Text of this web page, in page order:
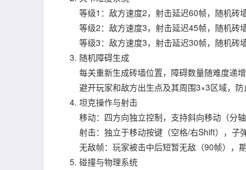
等级1：敌方速度2，射击延迟60帧，随机砖
等级2：敌方速度3，射击延迟45帧，随机砖
等级3：敌方速度3，射击延迟30帧，随机砖
随机障碍生成
每关重新生成砖墙位置，障碍数量随难度递增
避开玩家和敌方出生点及其周围3×3区域，防
坦克操作与射击
移动：四方向独立控制，支持斜向移动（分轴
射击：独立于移动按键（空格/右Shift），子
无敌帧：玩家被击中后短暂无敌（90帧），
碰撞与物理系统